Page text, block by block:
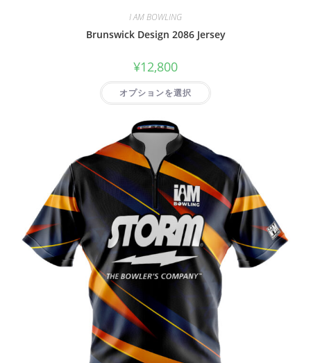
I AM BOWLING
Brunswick Design 2086 Jersey
¥12,800
オプションを選択